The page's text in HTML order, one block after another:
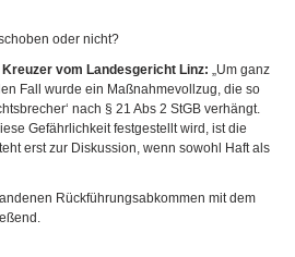
oder nicht?
vom Landesgericht Linz: „Um ganz
Fall wurde ein Maßnahmevollzug, die so
nach § 21 Abs 2 StGB verhängt.
Gefährlichkeit festgestellt wird, ist die
erst zur Diskussion, wenn sowohl Haft als
Rückführungsabkommen mit dem